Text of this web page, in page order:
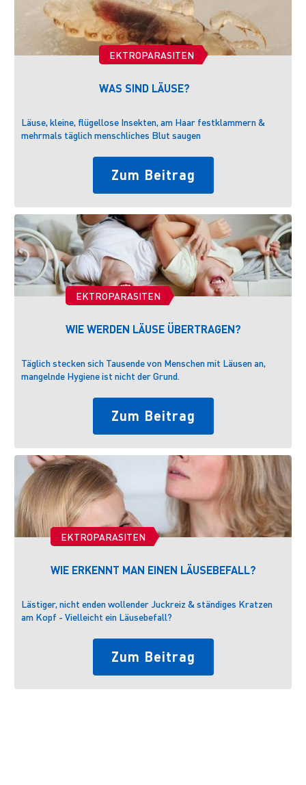
EKTROPARASITEN
WAS SIND LÄUSE?
Läuse, kleine, flügellose Insekten, am Haar festklammern &
mehrmals täglich menschliches Blut saugen
Zum Beitrag
EKTROPARASITEN
WIE WERDEN LÄUSE ÜBERTRAGEN?
Täglich stecken sich Tausende von Menschen mit Läusen an,
mangelnde Hygiene ist nicht der Grund.
Zum Beitrag
EKTROPARASITEN
WIE ERKENNT MAN EINEN LÄUSEBEFALL?
Lästiger, nicht enden wollender Juckreiz & ständiges Kratzen
am Kopf - Vielleicht ein Läusebefall?
Zum Beitrag